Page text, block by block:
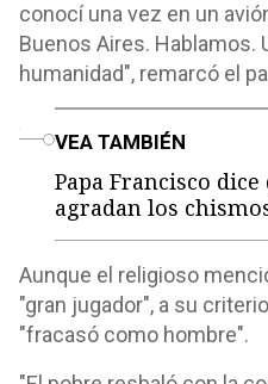
conocí una vez en un
Buenos Aires. Hablamos.
humanidad", remarcó el
VEA TAMBIÉN
Papa Francisco
agradan los
Aunque el religioso
"gran jugador", a su
"fracasó como hombre".